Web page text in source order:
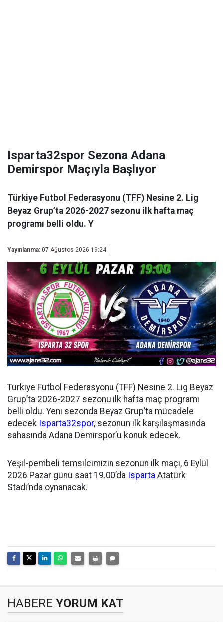
Isparta32spor Sezona Adana
Demirspor Maçıyla Başlıyor
Türkiye Futbol Federasyonu (TFF) Nesine 2. Lig
Beyaz Grup’ta 2026-2027 sezonu ilk hafta maç
programı belli oldu. Y
Yayınlanma: 07 Ağustos 2026 19:24
Türkiye Futbol Federasyonu (TFF) Nesine 2. Lig Beyaz
Grup’ta 2026-2027 sezonu ilk hafta maç programı
belli oldu. Yeni sezonda Beyaz Grup’ta mücadele
edecek Isparta32spor, sezonun ilk karşılaşmasında
sahasında Adana Demirspor’u konuk edecek.
Yeşil-pembeli temsilcimizin sezonun ilk maçı, 6 Eylül
2026 Pazar günü saat 19.00’da Isparta Atatürk
Stadı’nda oynanacak.
HABERE YORUM KAT